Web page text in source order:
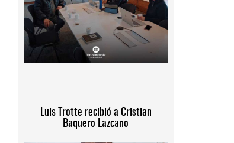
Luis Trotte recibió a Cristian
Baquero Lazcano